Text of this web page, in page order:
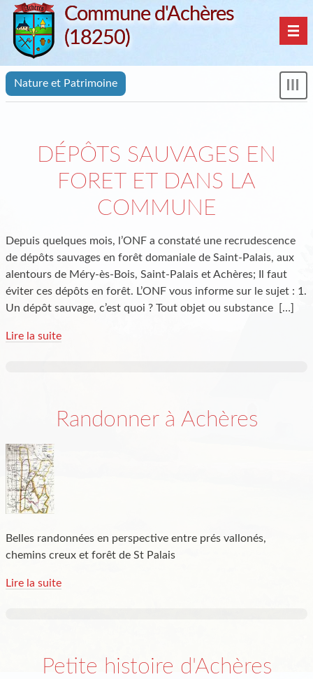
Commune d'Achères
(18250)
le
Nature et Patrimoine
DÉPÔTS SAUVAGES EN
FORET ET DANS LA
COMMUNE
Depuis quelques mois, l’ONF a constaté une recrudescence
de dépôts sauvages en forêt domaniale de Saint-Palais, aux
alentours de Méry-ès-Bois, Saint-Palais et Achères; Il faut
éviter ces dépôts en forêt. L’ONF vous informe sur le sujet : 1.
Un dépôt sauvage, c’est quoi ? Tout objet ou substance
[…]
Lire la suite
Randonner à Achères
Belles randonnées en perspective entre prés vallonés,
chemins creux et forêt de St Palais
Lire la suite
Petite histoire d'Achères